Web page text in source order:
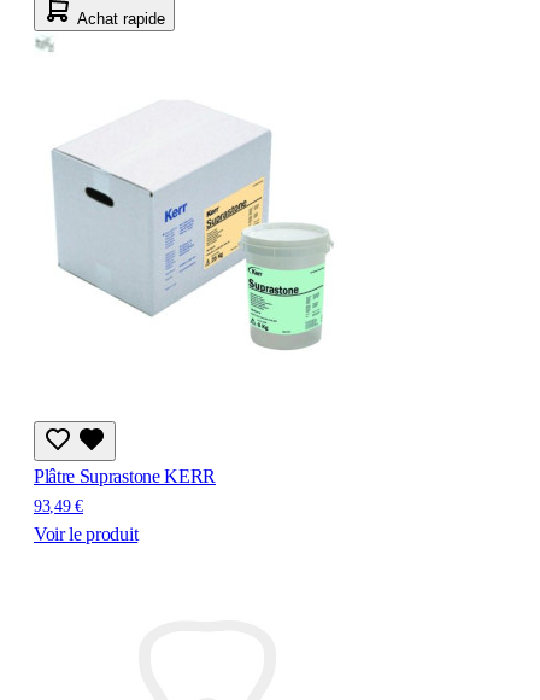
Achat rapide
Plâtre Suprastone KERR
93,49 €
Voir le produit